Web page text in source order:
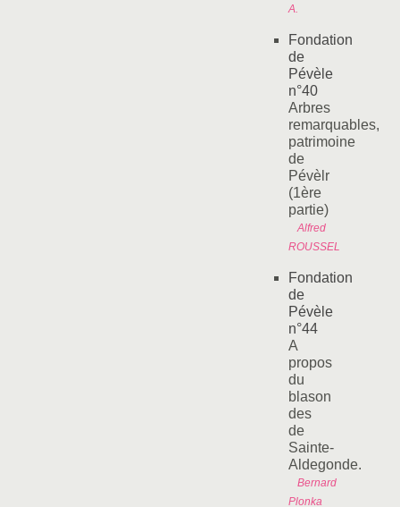
A.
Fondation
de
Pévèle
n°40
Arbres
remarquables,
patrimoine
de
Pévèlr
(1ère
partie)
Alfred
ROUSSEL
Fondation
de
Pévèle
n°44
A
propos
du
blason
des
de
Sainte-
Aldegonde.
Bernard
Plonka